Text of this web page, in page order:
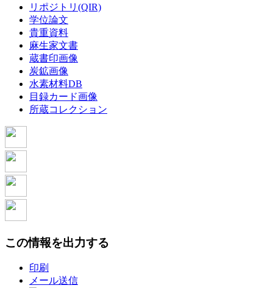
リポジトリ(QIR)
学位論文
貴重資料
麻生家文書
蔵書印画像
炭鉱画像
水素材料DB
目録カード画像
所蔵コレクション
この情報を出力する
印刷
メール送信